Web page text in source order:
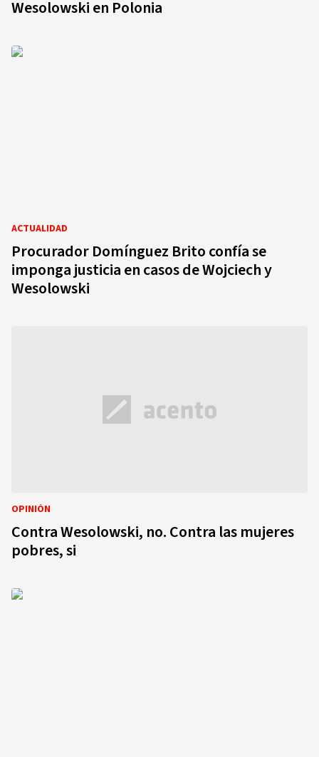
Wesolowski en Polonia
ACTUALIDAD
Procurador Domínguez Brito confía se
imponga justicia en casos de Wojciech y
Wesolowski
OPINIÓN
Contra Wesolowski, no. Contra las mujeres
pobres, si